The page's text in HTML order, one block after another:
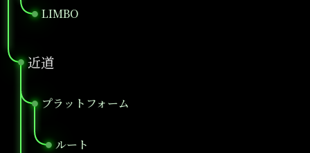
LIMBO
●
近道
●
プラットフォーム
●
ルート
●